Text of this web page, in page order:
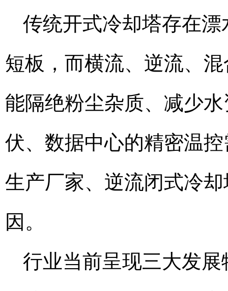
传统开式冷却塔存在
短板，而横流、逆流、
能隔绝粉尘杂质、减少
伏、数据中心的精密温
生产厂家、逆流闭式冷
因。
行业当前呈现三大发